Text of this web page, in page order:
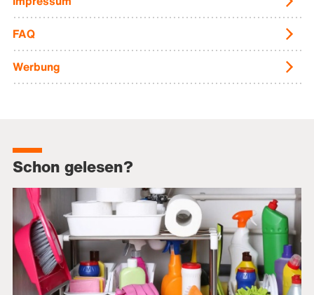
FAQ
Werbung
Schon gelesen?